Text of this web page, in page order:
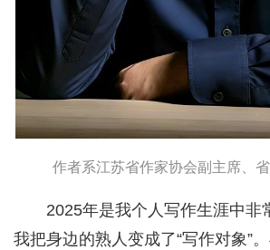
作者系江苏省作家协会副主席、
2025年是我个人写作生涯中
我把身边的熟人变成了“写作对象”